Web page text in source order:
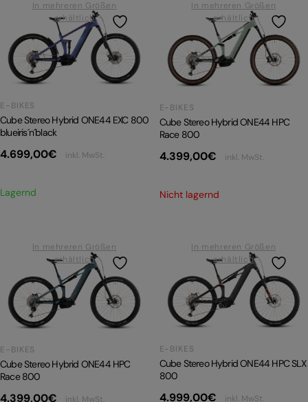
In mehreren Größen
erhältlich
E-BIKES
Cube Stereo Hybrid ONE44 EXC 800
blueiris´n´black
4.699,00€ inkl. MwSt.
Lagernd
In mehreren Größen
erhältlich
E-BIKES
Cube Stereo Hybrid ONE44 HPC
Race 800
4.399,00€ inkl. MwSt.
Nicht lagernd
In mehreren Größen
erhältlich
E-BIKES
Cube Stereo Hybrid ONE44 HPC
Race 800
4.399,00€ inkl. MwSt.
In mehreren Größen
erhältlich
E-BIKES
Cube Stereo Hybrid ONE44 HPC SLX
800
4.999,00€ inkl. MwSt.